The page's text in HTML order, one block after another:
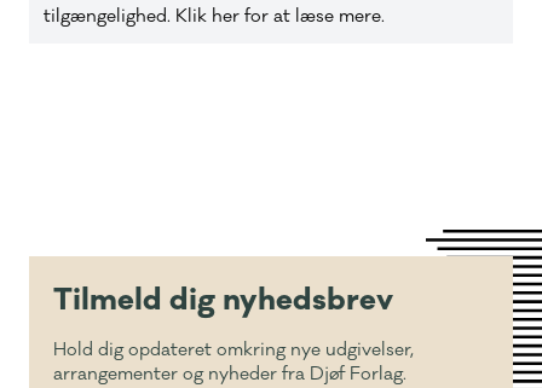
tilgængelighed. Klik her for at læse mere.
Tilmeld dig nyhedsbrev
Hold dig opdateret omkring nye udgivelser,
arrangementer og nyheder fra Djøf Forlag.